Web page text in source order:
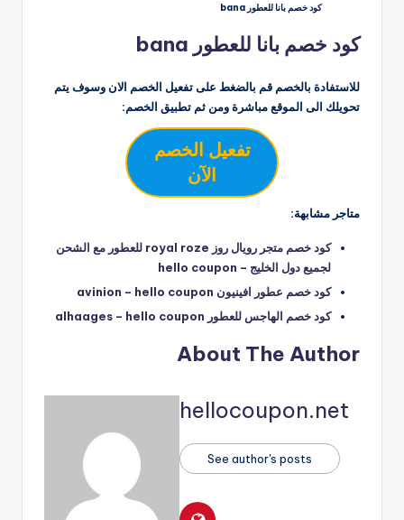
كود خصم بانا للعطور bana
كود خصم بانا للعطور bana
للاستفادة بالخصم قم بالضغط على تفعيل الخصم الان وسوف يتم
تحويلك الى الموقع مباشرة ومن ثم تطبيق الخصم:
تفعيل الخصم
الآن
متاجر مشابهة:
كود خصم متجر رويال روز royal roze للعطور مع الشحن
لجميع دول الخليج – hello coupon
كود خصم عطور افينيون avinion – hello coupon
كود خصم الهاجس للعطور alhaages – hello coupon
About The Author
hellocoupon.net
See author's posts